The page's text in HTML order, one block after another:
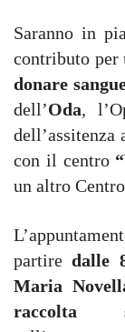
Saranno in
contributo per
donare
dell’Oda,
dell’assitenza
con il centro
un altro
partire dalle
Maria
raccolta